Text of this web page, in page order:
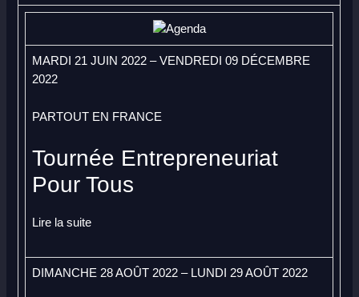
MARDI 21 JUIN 2022 – VENDREDI 09 DÉCEMBRE
2022
PARTOUT EN FRANCE
Tournée Entrepreneuriat
Pour Tous
Lire la suite
DIMANCHE 28 AOÛT 2022 – LUNDI 29 AOÛT 2022